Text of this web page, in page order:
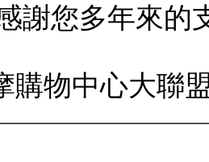
謝您多年來的
購物中心大